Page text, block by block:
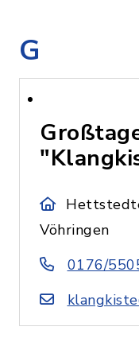
G
Vöhringen
0176/